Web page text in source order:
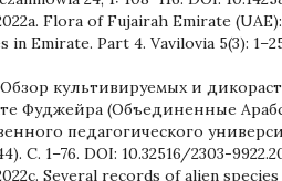
Flora of Fujairah Emirate
Emirate. Part 4. Vavilovia 5(3):
культивируемых и
Фуджейра (Объединенные
педагогического
C. 1–76. DOI: 10.32516/2303-
Several records of alien